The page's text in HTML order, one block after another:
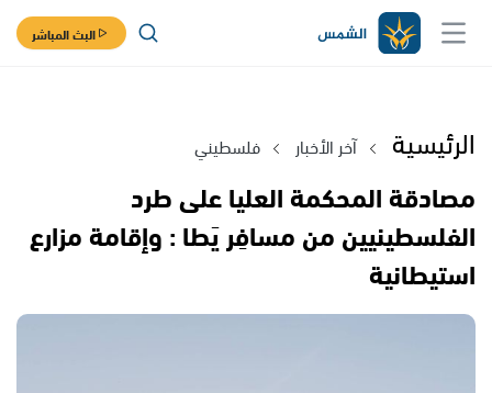
البث المباشر
الرئيسية آخر الأخبار فلسطيني
مصادقة المحكمة العليا على طرد
الفلسطينيين من مسافِر يَطا : وإقامة مزارع
استيطانية